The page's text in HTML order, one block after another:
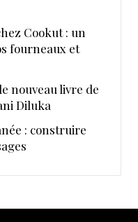
Cookut : un
fourneaux et
nouveau livre de
Diluka
: construire